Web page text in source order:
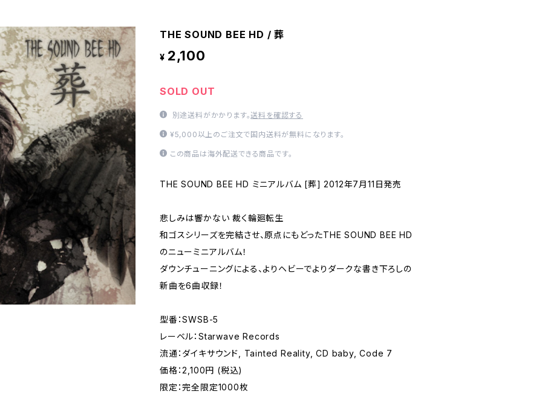
THE SOUND BEE HD / 葬
¥ 2,100
SOLD OUT
別途送料がかかります。送料を確認する
¥5,000以上のご注文で国内送料が無料になります。
この商品は海外配送できる商品です。
THE SOUND BEE HD ミニアルバム [葬] 2012年7月11日発売
悲しみは響かない 裁く輪廻転生
和ゴスシリーズを完結させ、原点にもどったTHE SOUND BEE HD
のニューミニアルバム！
ダウンチューニングによる、よりヘビーでよりダークな書き下ろしの
新曲を6曲収録！
型番：SWSB-5
レーベル：Starwave Records
流通：ダイキサウンド, Tainted Reality, CD baby, Code 7
価格：2,100円 (税込)
限定：完全限定1000枚